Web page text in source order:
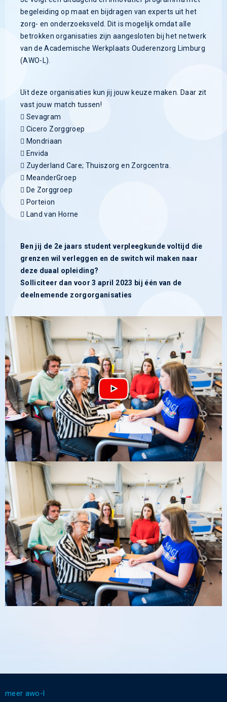
begeleiding op maat en bijdragen van experts uit het
zorg- en onderzoeksveld. Dit is mogelijk omdat alle
betrokken organisaties zijn aangesloten bij het netwerk
van de Academische Werkplaats Ouderenzorg Limburg
(AWO-L).
Uit deze organisaties kun jij jouw keuze maken. Daar zit
vast jouw match tussen!
 Sevagram
 Cicero Zorggroep
 Mondriaan
 Envida
 Zuyderland Care; Thuiszorg en Zorgcentra.
 MeanderGroep
 De Zorggroep
 Porteion
 Land van Horne
Ben jij de 2e jaars student verpleegkunde voltijd die
grenzen wil verleggen en de switch wil maken naar
deze duaal opleiding?
Solliciteer dan voor 3 april 2023 bij één van de
deelnemende zorgorganisaties
meer awo-l